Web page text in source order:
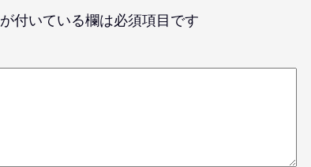
が付いている欄は必須項目です